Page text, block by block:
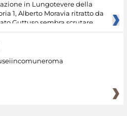
in Lungotevere della
1, Alberto Moravia ritratto da
Guttuso sembra scrutare